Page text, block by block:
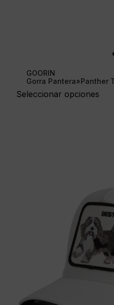
GOORIN
Gorra Pantera»Panther
Seleccionar opciones